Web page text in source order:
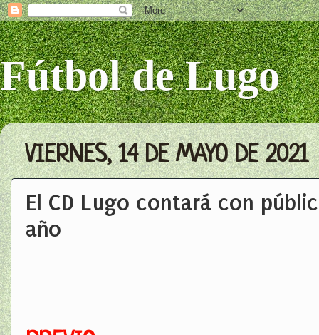
Fútbol de Lugo
VIERNES, 14 DE MAYO DE 2021
El CD Lugo contará con
año